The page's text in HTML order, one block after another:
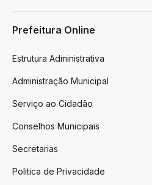
Prefeitura Online
Estrutura Administrativa
Administração Municipal
Serviço ao Cidadão
Conselhos Municipais
Secretarias
Politica de Privacidade